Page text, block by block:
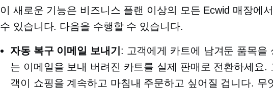
이 새로운 기능은 비즈니스 플랜 이상의 모든 Ecwid 매장에
수 있습니다. 다음을 수행할 수 있습니다.
자동 복구 이메일 보내기 : 고객에게 카트에 남겨둔 품목을
는 이메일을 보내 버려진 카트를 실제 판매로 전환하세요.
객이 쇼핑을 계속하고 마침내 주문하고 싶어질 겁니다. 무